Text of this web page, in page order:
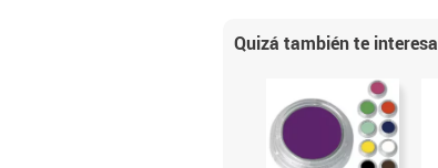
Quizá también te interesa